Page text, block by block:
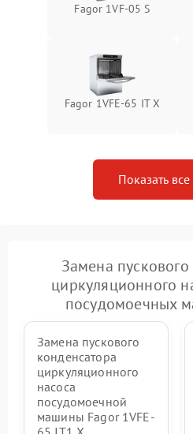
Fagor 1VF-05 S
Fagor 1VFE-65 IT X
Показать
Замена
циркуляционного
посудомоечных
Замена пускового
конденсатора
циркуляционного
насоса
посудомоечной
машины Fagor 1VFE-